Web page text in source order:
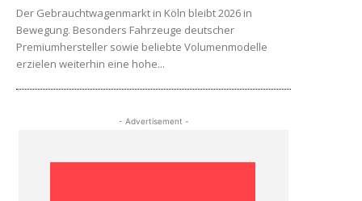
Der Gebrauchtwagenmarkt in Köln bleibt 2026 in
Bewegung. Besonders Fahrzeuge deutscher
Premiumhersteller sowie beliebte Volumenmodelle
erzielen weiterhin eine hohe...
- Advertisement -